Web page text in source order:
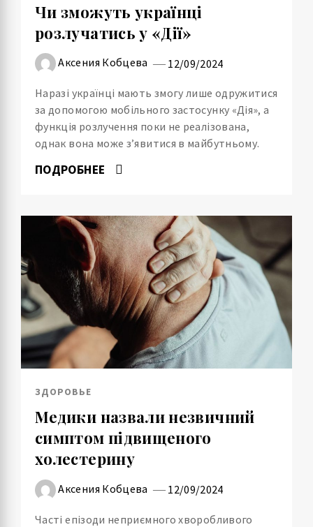
Чи зможуть українці
розлучатись у «Дії»
Аксения Кобцева 12/09/2024
Наразі українці мають змогу лише одружитися
за допомогою мобільного застосунку «Дія», а
функція розлучення поки не реалізована,
однак вона може з’явитися в майбутньому.
ПОДРОБНЕЕ
ЗДОРОВЬЕ
Медики назвали незвичний
симптом підвищеного
холестерину
Аксения Кобцева 12/09/2024
Часті епізоди неприємного хворобливого